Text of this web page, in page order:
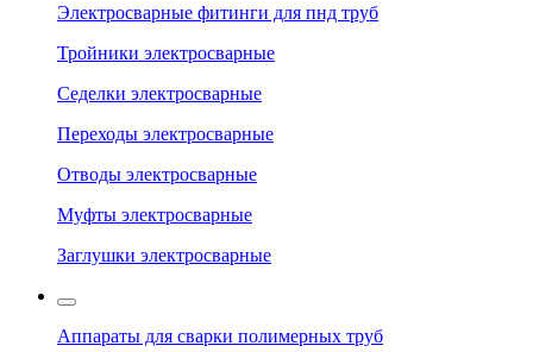
Электросварные фитинги для пнд труб
Тройники электросварные
Седелки электросварные
Переходы электросварные
Отводы электросварные
Муфты электросварные
Заглушки электросварные
Аппараты для сварки полимерных труб